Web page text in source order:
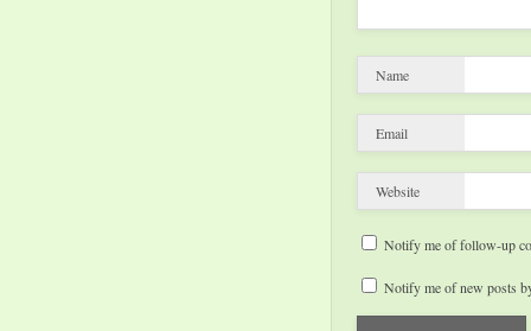
Name
Email
Website
Notify me of follow-up
Notify me of new posts